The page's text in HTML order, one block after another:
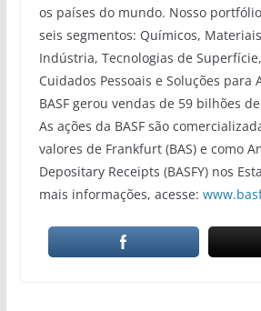
os países do mundo. Nosso
seis segmentos: Químicos,
Indústria, Tecnologias de
Cuidados Pessoais e Soluções para
BASF gerou vendas de 59 bilhões
As ações da BASF são
valores de Frankfurt (BAS) e como
Depositary Receipts (BASFY) nos
mais informações, acesse: